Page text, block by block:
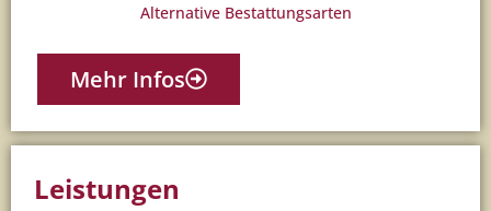
Alternative Bestattungsarten
Mehr Infos
Leistungen